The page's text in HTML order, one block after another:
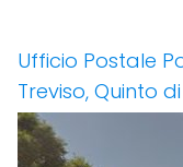
Ufficio Postale
Treviso, Quinto